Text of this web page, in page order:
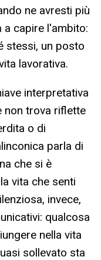
ne avresti più
a capire l'ambito:
stessi, un posto
lavorativa.
interpretativa
non trova riflette
o di
parla di
che si è
vita che senti
invece,
qualcosa
nella vita
sollevato sta